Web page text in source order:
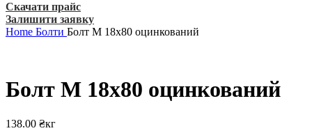
Скачати прайс
Залишити заявку
Home Болти Болт М 18х80 оцинкований
Болт М 18х80 оцинкований
138.00 ₴кг